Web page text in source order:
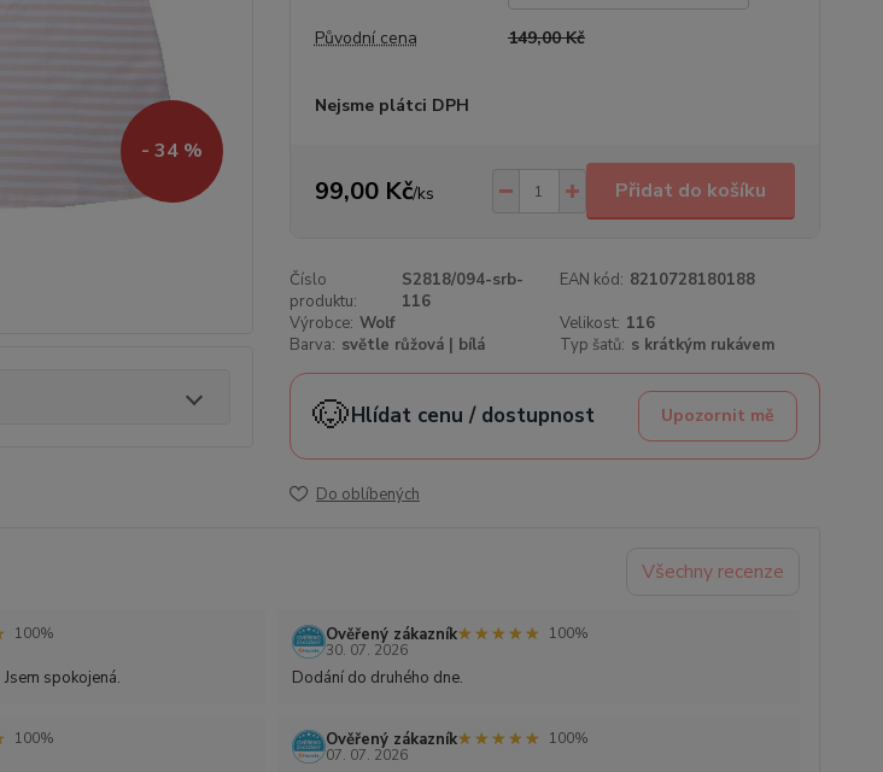
- 34 %
Původní cena 149,00 Kč
Nejsme plátci DPH
99,00 Kč/ks Přidat do košíku
Číslo
produktu:
S2818/094-srb-
116
EAN kód: 8210728180188
Výrobce: Wolf Velikost: 116
Barva: světle růžová | bílá Typ šatů: s krátkým rukávem
🐶Hlídat cenu / dostupnost Upozornit mě
Do oblíbených
Všechny recenze
100%
spokojená.
Ověřený zákazník★★★★★
★★★★★
100%
30. 07. 2026
Dodání do druhého dne.
100%
Ověřený zákazník★★★★★
★★★★★
100%
07. 07. 2026